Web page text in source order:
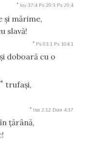
* Iov 37:4 Ps 29:3 Ps 29:4
şi mărime,
slavă!
* Ps 93:1 Ps 104:1
doboară cu o
* trufaşi,
* Isa 2:12 Dan 4:37
ţărână,